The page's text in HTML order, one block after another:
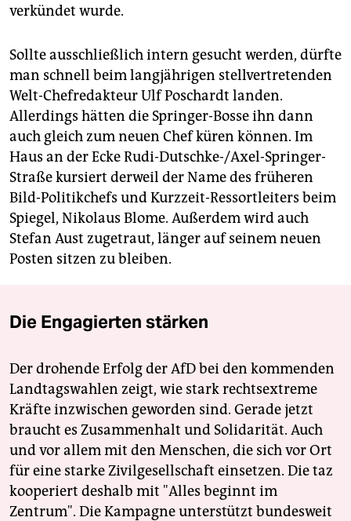
verkündet wurde.
Sollte ausschließlich intern gesucht werden, dürfte
man schnell beim langjährigen stellvertretenden
Welt-Chefredakteur Ulf Poschardt landen.
Allerdings hätten die Springer-Bosse ihn dann
auch gleich zum neuen Chef küren können. Im
Haus an der Ecke Rudi-Dutschke-/Axel-Springer-
Straße kursiert derweil der Name des früheren
Bild-Politikchefs und Kurzzeit-Ressortleiters beim
Spiegel, Nikolaus Blome. Außerdem wird auch
Stefan Aust zugetraut, länger auf seinem neuen
Posten sitzen zu bleiben.
Die Engagierten stärken
Der drohende Erfolg der AfD bei den kommenden
Landtagswahlen zeigt, wie stark rechtsextreme
Kräfte inzwischen geworden sind. Gerade jetzt
braucht es Zusammenhalt und Solidarität. Auch
und vor allem mit den Menschen, die sich vor Ort
für eine starke Zivilgesellschaft einsetzen. Die taz
kooperiert deshalb mit "Alles beginnt im
Zentrum". Die Kampagne unterstützt bundesweit